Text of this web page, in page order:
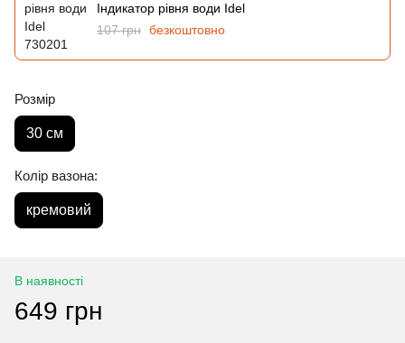
Індикатор рівня води Idel
107 грн безкоштовно
Розмір
30 см
Колір вазона:
кремовий
В наявності
649 грн